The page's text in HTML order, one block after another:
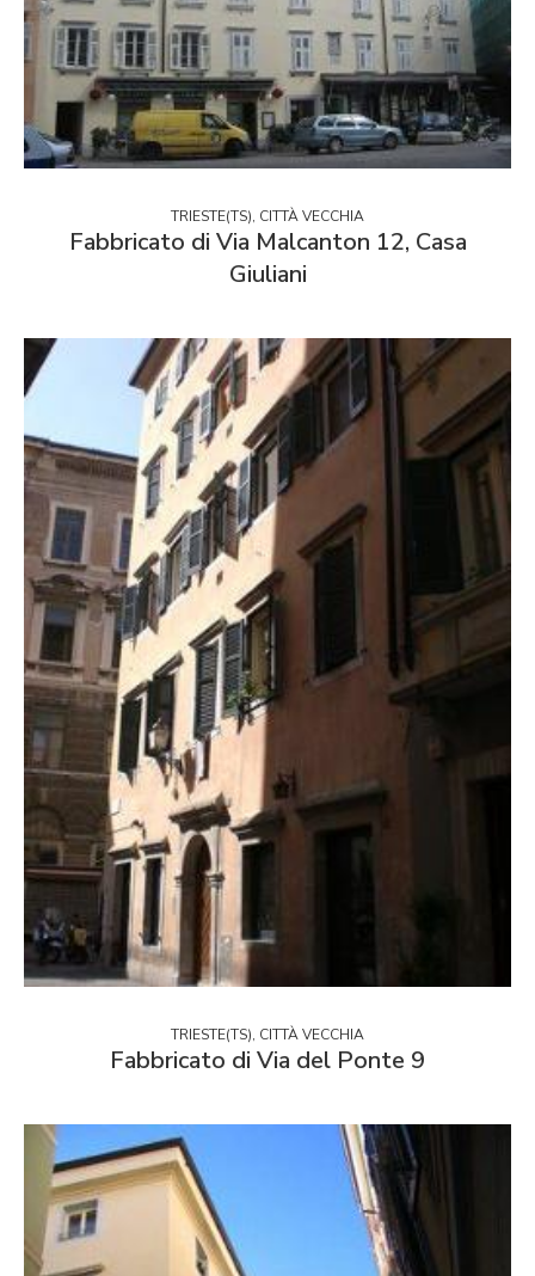
TRIESTE(TS), CITTÀ VECCHIA
Fabbricato di Via Malcanton 12, Casa
Giuliani
TRIESTE(TS), CITTÀ VECCHIA
Fabbricato di Via del Ponte 9